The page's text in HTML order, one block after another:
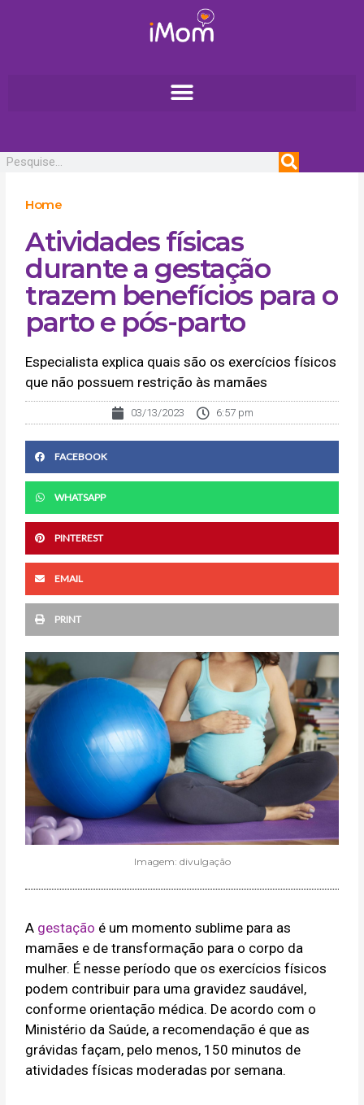
Home
Atividades físicas
durante a gestação
trazem benefícios para o
parto e pós-parto
Especialista explica quais são os exercícios físicos
que não possuem restrição às mamães
03/13/2023 6:57 pm
FACEBOOK
WHATSAPP
PINTEREST
EMAIL
PRINT
Imagem: divulgação
A gestação é um momento sublime para as
mamães e de transformação para o corpo da
mulher. É nesse período que os exercícios físicos
podem contribuir para uma gravidez saudável,
conforme orientação médica. De acordo com o
Ministério da Saúde, a recomendação é que as
grávidas façam, pelo menos, 150 minutos de
atividades físicas moderadas por semana.